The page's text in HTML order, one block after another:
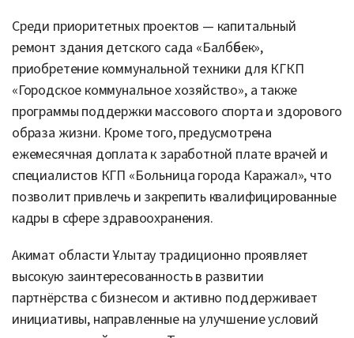
Среди приоритетных проектов — капитальный
ремонт здания детского сада «Балбөбек»,
приобретение коммунальной техники для КГКП
«Городское коммунальное хозяйство», а также
программы поддержки массового спорта и здорового
образа жизни. Кроме того, предусмотрена
ежемесячная доплата к заработной плате врачей и
специалистов КГП «Больница города Каражал», что
позволит привлечь и закрепить квалифицированные
кадры в сфере здравоохранения.
Акимат области Ұлытау традиционно проявляет
высокую заинтересованность в развитии
партнёрства с бизнесом и активно поддерживает
инициативы, направленные на улучшение условий